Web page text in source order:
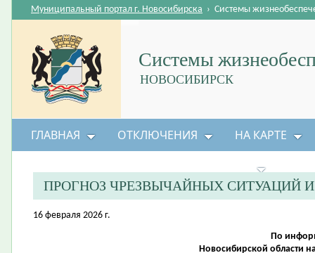
Системы
НОВОСИБИРСК
Муниципальный портал г. Новосибирска › Системы
ГЛАВНАЯ ОТКЛЮЧЕНИЯ НА КАРТЕ
ПРОГНОЗ ЧРЕЗВЫЧАЙНЫХ СИТУАЦИЙ
16 февраля 2026 г.
По
Новосибирской области